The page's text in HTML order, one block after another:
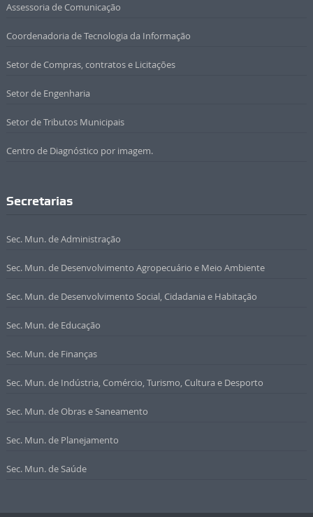
Assessoria de Comunicação
Coordenadoria de Tecnologia da Informação
Setor de Compras, contratos e Licitações
Setor de Engenharia
Setor de Tributos Municipais
Centro de Diagnóstico por imagem.
Secretarias
Sec. Mun. de Administração
Sec. Mun. de Desenvolvimento Agropecuário e Meio Ambiente
Sec. Mun. de Desenvolvimento Social, Cidadania e Habitação
Sec. Mun. de Educação
Sec. Mun. de Finanças
Sec. Mun. de Indústria, Comércio, Turismo, Cultura e Desporto
Sec. Mun. de Obras e Saneamento
Sec. Mun. de Planejamento
Sec. Mun. de Saúde